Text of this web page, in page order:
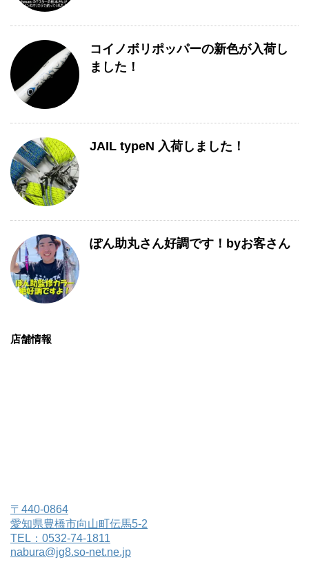
コイノボリポッパーの新色が入荷し
ました！
JAIL typeN 入荷しました！
ぽん助丸さん好調です！byお客さん
店舗情報
〒440-0864
愛知県豊橋市向山町伝馬5-2
TEL：0532-74-1811
nabura@jg8.so-net.ne.jp